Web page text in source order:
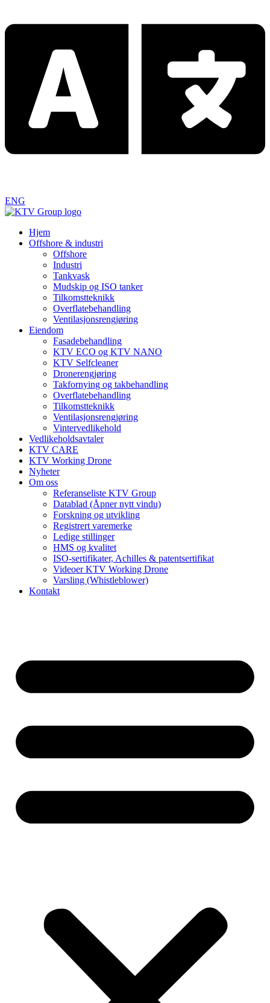
ENG
Hjem
Offshore & industri
Offshore
Industri
Tankvask
Mudskip og ISO tanker
Tilkomstteknikk
Overflatebehandling
Ventilasjonsrengjøring
Eiendom
Fasadebehandling
KTV ECO og KTV NANO
KTV Selfcleaner
Dronerengjøring
Takfornying og takbehandling
Overflatebehandling
Tilkomstteknikk
Ventilasjonsrengjøring
Vintervedlikehold
Vedlikeholdsavtaler
KTV CARE
KTV Working Drone
Nyheter
Om oss
Referanseliste KTV Group
Datablad (Åpner nytt vindu)
Forskning og utvikling
Registrert varemerke
Ledige stillinger
HMS og kvalitet
ISO-sertifikater, Achilles & patentsertifikat
Videoer KTV Working Drone
Varsling (Whistleblower)
Kontakt